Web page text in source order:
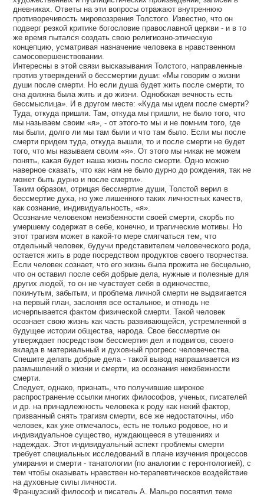
дневниках. Ответы на эти вопросы отражают внутреннюю
противоречивость мировоззрения Толстого. Известно, что он
подверг резкой критике богословие православной церкви - и в то
же время пытался создать свою религиозно-этическую
концепцию, усматривая назначение человека в нравственном
самосовершенствовании.
Интересны в этой связи высказывания Толстого, направленные
против утверждений о бессмертии души: «Мы говорим о жизни
души после смерти. Но если душа будет жить после смерти, то
она должна была жить и до жизни. Однобокая вечность есть
бессмыслица». И в другом месте: «Куда мы идем после смерти?
Туда, откуда пришли. Там, откуда мы пришли, не было того, что
мы называем своим «я», - от этого-то мы и не помним того, где
мы были, долго ли мы там были и что там было. Если мы после
смерти придем туда, откуда вышли, то и после смерти не будет
того, что мы называем своим «я». От этого мы никак не можем
понять, какая будет наша жизнь после смерти. Одно можно
наверное сказать, что как нам не было дурно до рождения, так не
может быть дурно и после смерти».
Таким образом, отрицая бессмертие души, Толстой верил в
бессмертие духа, но уже лишенного таких личностных качеств,
как сознание, индивидуальность, «я».
Осознание человеком неизбежности своей смерти, скорбь по
умершему содержат в себе, конечно, и трагические мотивы. Но
этот трагизм может в какой-то мере смягчаться тем, что
отдельный человек, будучи представителем человеческого рода,
остается жить в роде посредством продуктов своего творчества.
Если человек сознает, что его жизнь была прожита не бесцельно,
что он оставил после себя добрые дела, нужные и полезные для
других людей, то он не чувствует себя в одиночестве,
покинутым, забытым, и проблема личной смерти не выдвигается
на первый план, заслоняя все остальное, и отнюдь не
исчерпывается фактом физической смерти. Такой человек
осознает свою жизнь как часть развивающейся, устремленной в
будущее истории общества, народа. Свое бессмертие он
утверждает посредством бессмертия дел и подвигов, своего
вклада в материальный и духовный прогресс человечества.
Спешите делать добрые дела - такой вывод напрашивается из
размышлений о жизни и смерти, из осознания неизбежности
смерти.
Следует, однако, признать, что получившие широкое
распространение ссылки многих философов, ученых, писателей
и др. на принадлежность человека к роду как некий фактор,
призванный снять трагизм смерти, все же недостаточны, ибо
человек, как уже отмечалось, есть не только родовое, но и
индивидуальное существо, нуждающееся в утешениях и
надеждах. Этот индивидуальный аспект проблемы смерти
требует специальных исследований в плане изучения процессов
умирания и смерти - танатологии (по аналогии с геронтологией), с
тем чтобы оказывать нравствен но-терапевтическое воздействие
на духовные силы личности.
Французский философ и писатель А. Мальро посвятил теме